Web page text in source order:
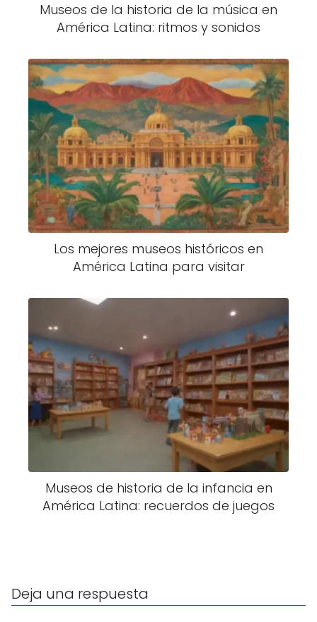
Museos de la historia de la música en
América Latina: ritmos y sonidos
Los mejores museos históricos en
América Latina para visitar
Museos de historia de la infancia en
América Latina: recuerdos de juegos
Deja una respuesta